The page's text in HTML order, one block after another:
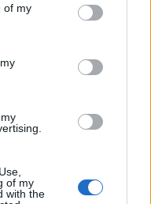
of my
of my
with the
Επιδαύρου άνοιξε τις
μετατρέπει τη